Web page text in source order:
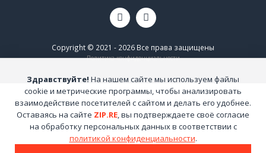
Copyright © 2021 - 2026 Все права защищены
Политика конфиденциальности
Здравствуйте! На нашем сайте мы используем файлы
cookie и метрические программы, чтобы анализировать
взаимодействие посетителей с сайтом и делать его удобнее.
Оставаясь на сайте ZIP.RE, вы подтверждаете своё согласие
на обработку персональных данных в соответствии с
политикой конфиденциальности.